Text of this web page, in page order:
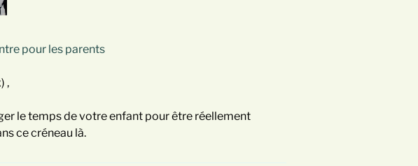
pour les parents
,
le temps de votre enfant pour être réellement
ce créneau là.